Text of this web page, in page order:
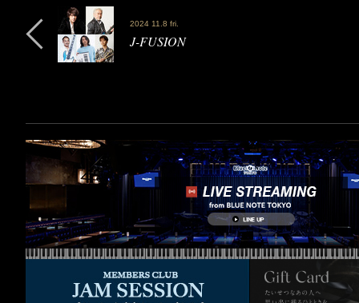
2024 11.8 fri.
J-FUSION